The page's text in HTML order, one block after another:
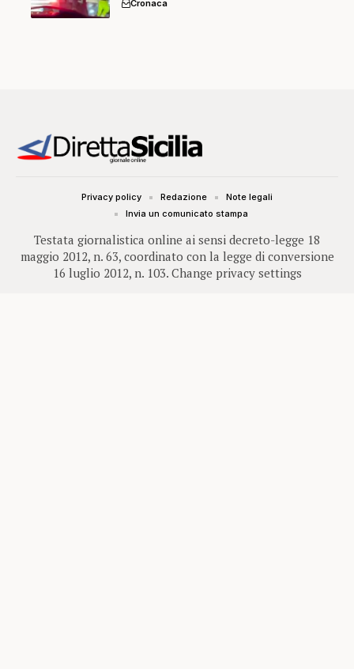
Cronaca
Testata giornalistica online ai sensi decreto-legge 18
maggio 2012, n. 63, coordinato con la legge di conversione
16 luglio 2012, n. 103. Change privacy settings
Privacy policy Redazione
Note legali
Invia un comunicato stampa